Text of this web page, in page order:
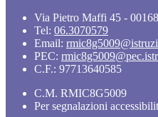
Via Pietro Maffi 45 -
Tel: 06.3070579
Email:
PEC:
C.F.: 97713640585
C.M. RMIC8G5009
Per segnalazioni